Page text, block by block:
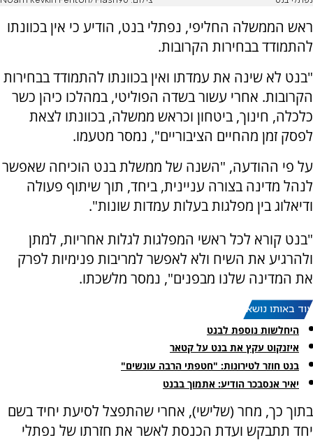
ראש הממשלה החליפי, נפתלי בנט, הודיע כי אין בכוונתו
להתמודד בבחירות הקרובות.
"בנט לא שינה את עמדתו ואין בכוונתו להתמודד בבחירות
הקרובות. אחרי עשור בשדה הפוליטי, במהלכו כיהן כשר
כלכלה, חינוך, ביטחון וכראש ממשלה, בכוונתו לצאת
לפסק זמן מהחיים הציבוריים", נמסר מטעמו.
על פי ההודעה, "השנה של ממשלת בנט הוכיחה שאפשר
לנהל מדינה בצורה עניינית, ביחד, תוך שיתוף פעולה
ודיאלוג בין מפלגות בעלות עמדות שונות".
"בנט קורא לכל ראשי המפלגות לגלות אחריות, למתן
ולהרגיע את השיח ולא לאפשר למריבות פנימיות לפרק
את המדינה שלנו מבפנים", נמסר מלשכתו.
עוד באותו נושא:
היחלשות נוספת לבנט
איזנקוט עקץ את בנט על קטאר
בנט חוזר לטירונות: "חטפתי הרבה עונשים"
יאיר אנסבכר הודיע: אתמוך בבנט
בתוך כך, מחר (שלישי), אחרי שהתפצל לסיעת יחיד בשם
יחד תתבקש ועדת הכנסת לאשר את חזרתו של נפתלי